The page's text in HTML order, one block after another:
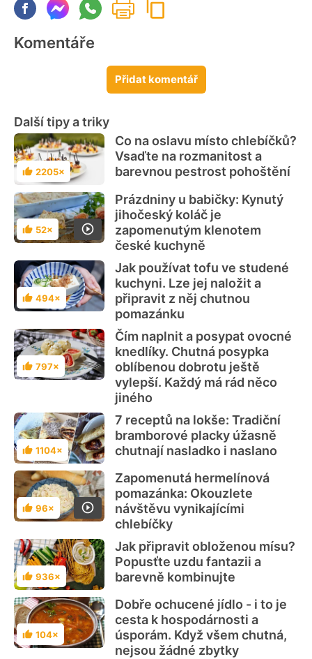
Komentáře
Přidat komentář
Další tipy a triky
Hodnocení
2205×
Co na oslavu místo chlebíčků?
Vsaďte na rozmanitost a
barevnou pestrost pohoštění
Hodnocení
52×
Prázdniny u babičky: Kynutý
jihočeský koláč je
zapomenutým klenotem
české kuchyně
Hodnocení
494×
Jak používat tofu ve studené
kuchyni. Lze jej naložit a
připravit z něj chutnou
pomazánku
Hodnocení
797×
Čím naplnit a posypat ovocné
knedlíky. Chutná posypka
oblíbenou dobrotu ještě
vylepší. Každý má rád něco
jiného
Hodnocení
1104×
7 receptů na lokše: Tradiční
bramborové placky úžasně
chutnají nasladko i naslano
Hodnocení
96×
Zapomenutá hermelínová
pomazánka: Okouzlete
návštěvu vynikajícími
chlebíčky
Hodnocení
936×
Jak připravit obloženou mísu?
Popusťte uzdu fantazii a
barevně kombinujte
Hodnocení
104×
Dobře ochucené jídlo - i to je
cesta k hospodárnosti a
úsporám. Když všem chutná,
nejsou žádné zbytky